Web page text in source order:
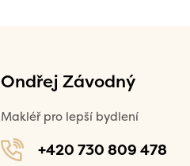
Ondřej Závodný
Makléř pro lepší bydlení
+420 730 809 478